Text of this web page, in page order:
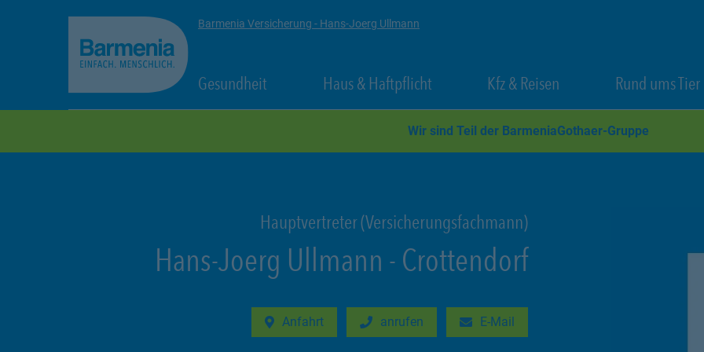
Barmenia Versicherung - Hans-Joerg Ullmann
Gesundheit Link Opens in New Tab
Haus & HaftpflichtLink Opens in New Tab
Kfz & Reisen Link Opens in New Tab
Rund ums Tier
Wir sind Teil der BarmeniaGothaer-Gruppe
Hauptvertreter (Versicherungsfachmann)
Hans-Joerg Ullmann - Crottendorf
Anfahrt
Link Opens in New Tabanrufen E-Mail
Link Opens in New Tab